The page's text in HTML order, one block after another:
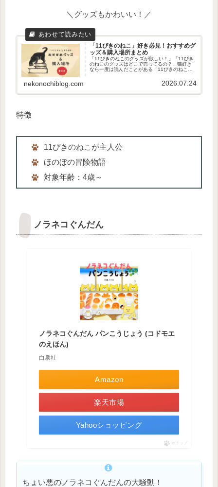
＼グッズもかわいい！／
「11ぴきのねこ」好き必見！おすすめグ
ッズ＆購入場所まとめ
「11ぴきのねこのグッズが欲しい！」「11ぴき
のねこのグッズはどこで売ってるの？」猫好き
なら一度は読んだことがある「11ぴきのねこ」
ったら欲しいですよね…！ということで、今回
nekonochiblog.com 2026.07.24
特徴
11ぴきのねこが主人公
ほのぼの冒険物語
対象年齢：4歳～
ノラネコぐんだん
ノラネコぐんだん パンこうじょう (コドモエ
のえほん)
白泉社
Amazon
楽天市場
Yahooショッピング
ポチップ
ちょい悪のノラネコぐんだんの大騒動！